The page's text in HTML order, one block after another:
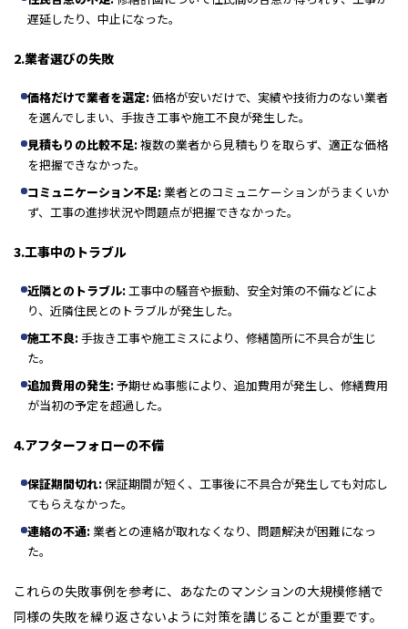
遅延したり、中止になった。
2.業者選びの失敗
価格だけで業者を選定:価格が安いだけで、実績や技術力のない業者
を選んでしまい、手抜き工事や施工不良が発生した。
見積もりの比較不足:複数の業者から見積もりを取らず、適正な価格
を把握できなかった。
コミュニケーション不足: 業者とのコミュニケーションがうまくいか
ず、工事の進捗状況や問題点が把握できなかった。
3.工事中のトラブル
近隣とのトラブル: 工事中の騒音や振動、安全対策の不備などによ
り、近隣住民とのトラブルが発生した。
施工不良:手抜き工事や施工ミスにより、修繕箇所に不具合が生じ
た。
追加費用の発生:予期せぬ事態により、追加費用が発生し、修繕費用
が当初の予定を超過した。
4.アフターフォローの不備
保証期間切れ:保証期間が短く、工事後に不具合が発生しても対応し
てもらえなかった。
連絡の不通: 業者との連絡が取れなくなり、問題解決が困難になっ
た。
これらの失敗事例を参考に、あなたのマンションの大規模修繕で
同様の失敗を繰り返さないように対策を講じることが重要です。